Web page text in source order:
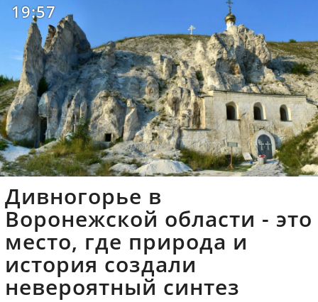
19:57
Дивногорье в
Воронежской области - это
место, где природа и
история создали
невероятный синтез